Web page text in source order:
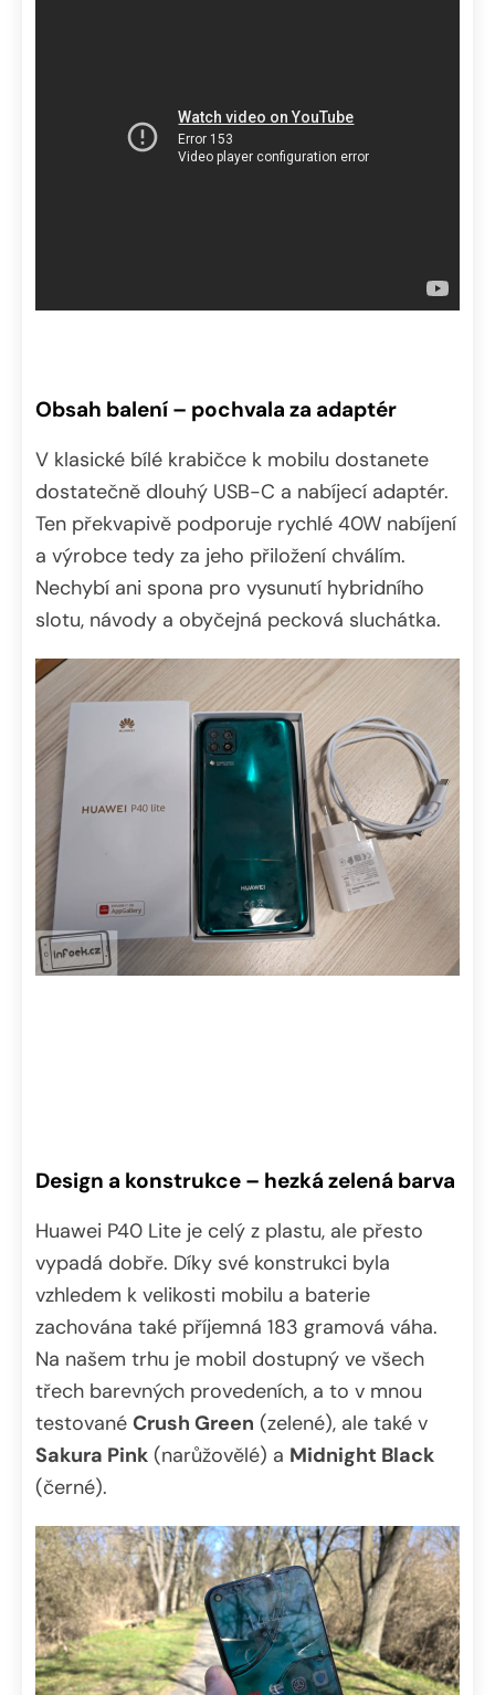
Obsah balení – pochvala za adaptér
V klasické bílé krabičce k mobilu dostanete
dostatečně dlouhý USB-C a nabíjecí adaptér.
Ten překvapivě podporuje rychlé 40W nabíjení
a výrobce tedy za jeho přiložení chválím.
Nechybí ani spona pro vysunutí hybridního
slotu, návody a obyčejná pecková sluchátka.
Design a konstrukce – hezká zelená barva
Huawei P40 Lite je celý z plastu, ale přesto
vypadá dobře. Díky své konstrukci byla
vzhledem k velikosti mobilu a baterie
zachována také příjemná 183 gramová váha.
Na našem trhu je mobil dostupný ve všech
třech barevných provedeních, a to v mnou
testované Crush Green (zelené), ale také v
Sakura Pink (narůžovělé) a Midnight Black
(černé).